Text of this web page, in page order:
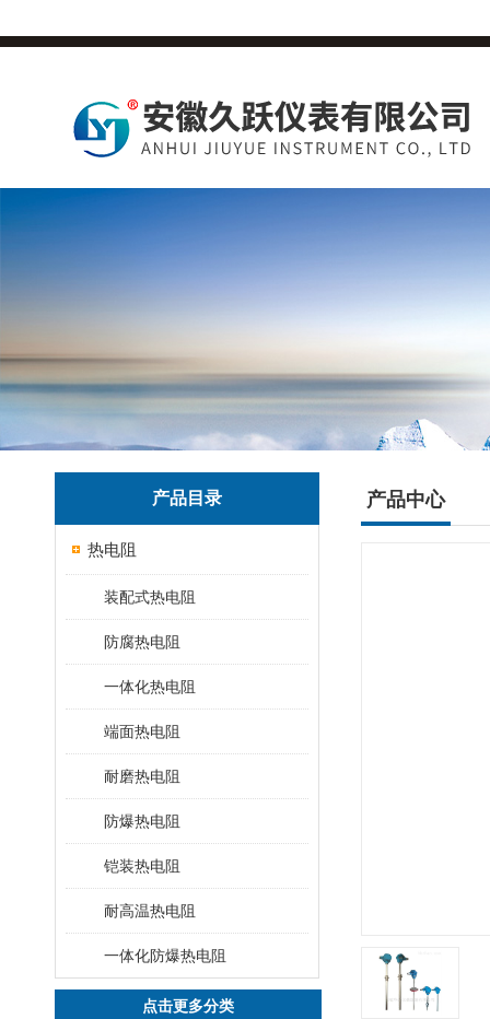
产品目录
热电阻
装配式热电阻
防腐热电阻
一体化热电阻
端面热电阻
耐磨热电阻
防爆热电阻
铠装热电阻
耐高温热电阻
一体化防爆热电阻
点击更多分类
产品中心